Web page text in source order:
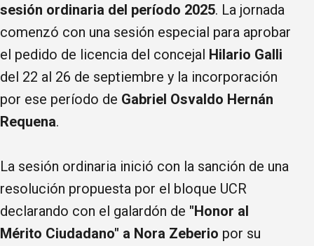
sesión ordinaria del período 2025. La jornada
comenzó con una sesión especial para aprobar
el pedido de licencia del concejal Hilario Galli
del 22 al 26 de septiembre y la incorporación
por ese período de Gabriel Osvaldo Hernán
Requena.
La sesión ordinaria inició con la sanción de una
resolución propuesta por el bloque UCR
declarando con el galardón de "Honor al
Mérito Ciudadano" a Nora Zeberio por su